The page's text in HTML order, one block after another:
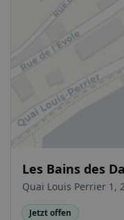
Les Bains des
Quai Louis Perrier 1,
Jetzt offen